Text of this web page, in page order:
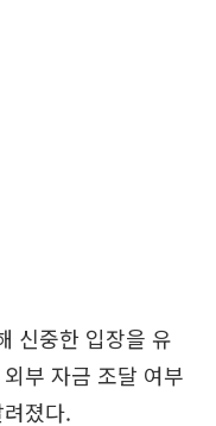
신중한 입장을 유
부 자금 조달 여부
졌다.